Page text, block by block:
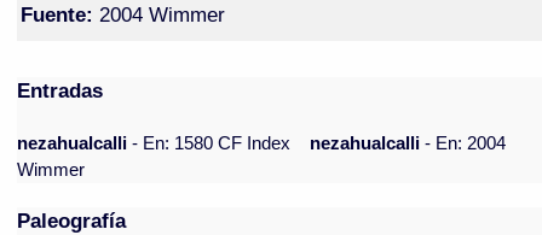
Fuente: 2004 Wimmer
Entradas
nezahualcalli- En: 1580 CF Index nezahualcalli- En: 2004
Wimmer
Paleografía